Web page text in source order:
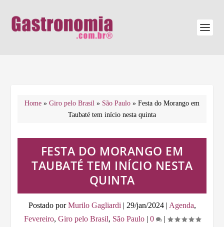
Home » Giro pelo Brasil » São Paulo » Festa do Morango em
Taubaté tem início nesta quinta
FESTA DO MORANGO EM
TAUBATÉ TEM INÍCIO NESTA
QUINTA
Postado porMurilo Gagliardi | 29/jan/2024| Agenda,
Fevereiro, Giro pelo Brasil, São Paulo| 0 |